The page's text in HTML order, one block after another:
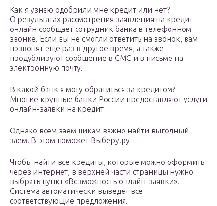
Как я узнаю одобрили мне кредит или нет?
О результатах рассмотрения заявления на кредит
онлайн сообщает сотрудник банка в телефонном
звонке. Если вы не смогли ответить на звонок, вам
позвонят еще раз в другое время, а также
продублируют сообщение в СМС и в письме на
электронную почту.
В какой банк я могу обратиться за кредитом?
Многие крупные банки России предоставляют услуги
онлайн-заявки на кредит
Однако всем заемщикам важно найти выгодный
заем. В этом поможет Выберу.ру
Чтобы найти все кредиты, которые можно оформить
через интернет, в верхней части страницы нужно
выбрать пункт «Возможность онлайн-заявки».
Система автоматически выведет все
соответствующие предложения.